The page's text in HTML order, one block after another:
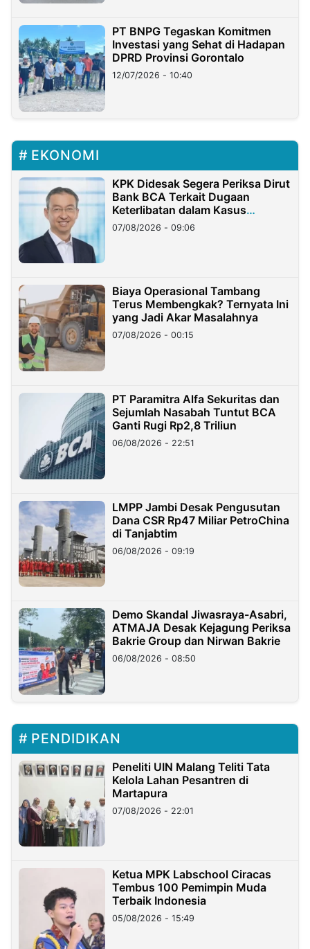
PT BNPG Tegaskan Komitmen
Investasi yang Sehat di Hadapan
DPRD Provinsi Gorontalo
12/07/2026 - 10:40
EKONOMI
KPK Didesak Segera Periksa Dirut
Bank BCA Terkait Dugaan
Keterlibatan dalam Kasus
Hilangnya Dana Nasabah Rp2,58
Miliar
07/08/2026 - 09:06
Biaya Operasional Tambang
Terus Membengkak? Ternyata Ini
yang Jadi Akar Masalahnya
07/08/2026 - 00:15
PT Paramitra Alfa Sekuritas dan
Sejumlah Nasabah Tuntut BCA
Ganti Rugi Rp2,8 Triliun
06/08/2026 - 22:51
LMPP Jambi Desak Pengusutan
Dana CSR Rp47 Miliar PetroChina
di Tanjabtim
06/08/2026 - 09:19
Demo Skandal Jiwasraya-Asabri,
ATMAJA Desak Kejagung Periksa
Bakrie Group dan Nirwan Bakrie
06/08/2026 - 08:50
PENDIDIKAN
Peneliti UIN Malang Teliti Tata
Kelola Lahan Pesantren di
Martapura
07/08/2026 - 22:01
Ketua MPK Labschool Ciracas
Tembus 100 Pemimpin Muda
Terbaik Indonesia
05/08/2026 - 15:49